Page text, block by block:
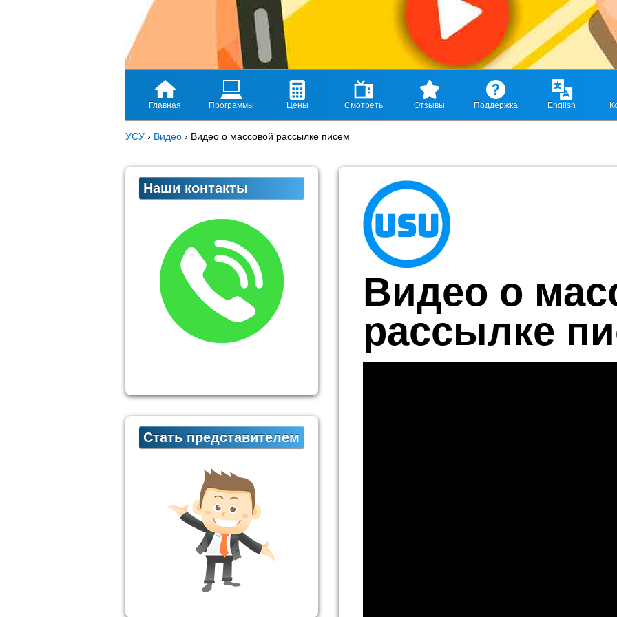
Главная Программы Цены Смотреть Отзывы Поддержка English
УСУ › Видео › Видео о массовой рассылке писем
Видео о
рассылке
Наши контакты
Стать представителем